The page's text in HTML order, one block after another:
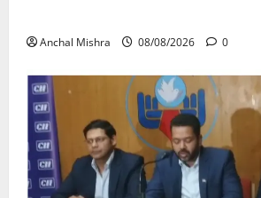
Anchal Mishra 08/08/2026 0